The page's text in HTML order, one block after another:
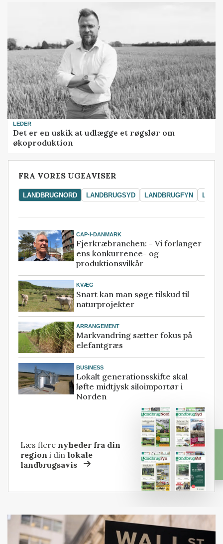
LEDER
Det er en uskik at udlægge et røgslør om
økoproduktion
FRA VORES UGEAVISER
LANDBRUGNORD LANDBRUGSYD LANDBRUGFYN
CAP-I-DANMARK
Fjerkræbranchen: - Vi forlanger
ens konkurrence- og
produktionsvilkår
KVÆG
Snart kan man søge tilskud til
naturprojekter
ARRANGEMENT
Markvandring sætter fokus på
elefantgræs
BUSINESS
Lokalt generationsskifte skal
løfte midtjysk siloimportør i
Norden
Læs flere nyheder fra din
region i dinlokale
landbrugsavis